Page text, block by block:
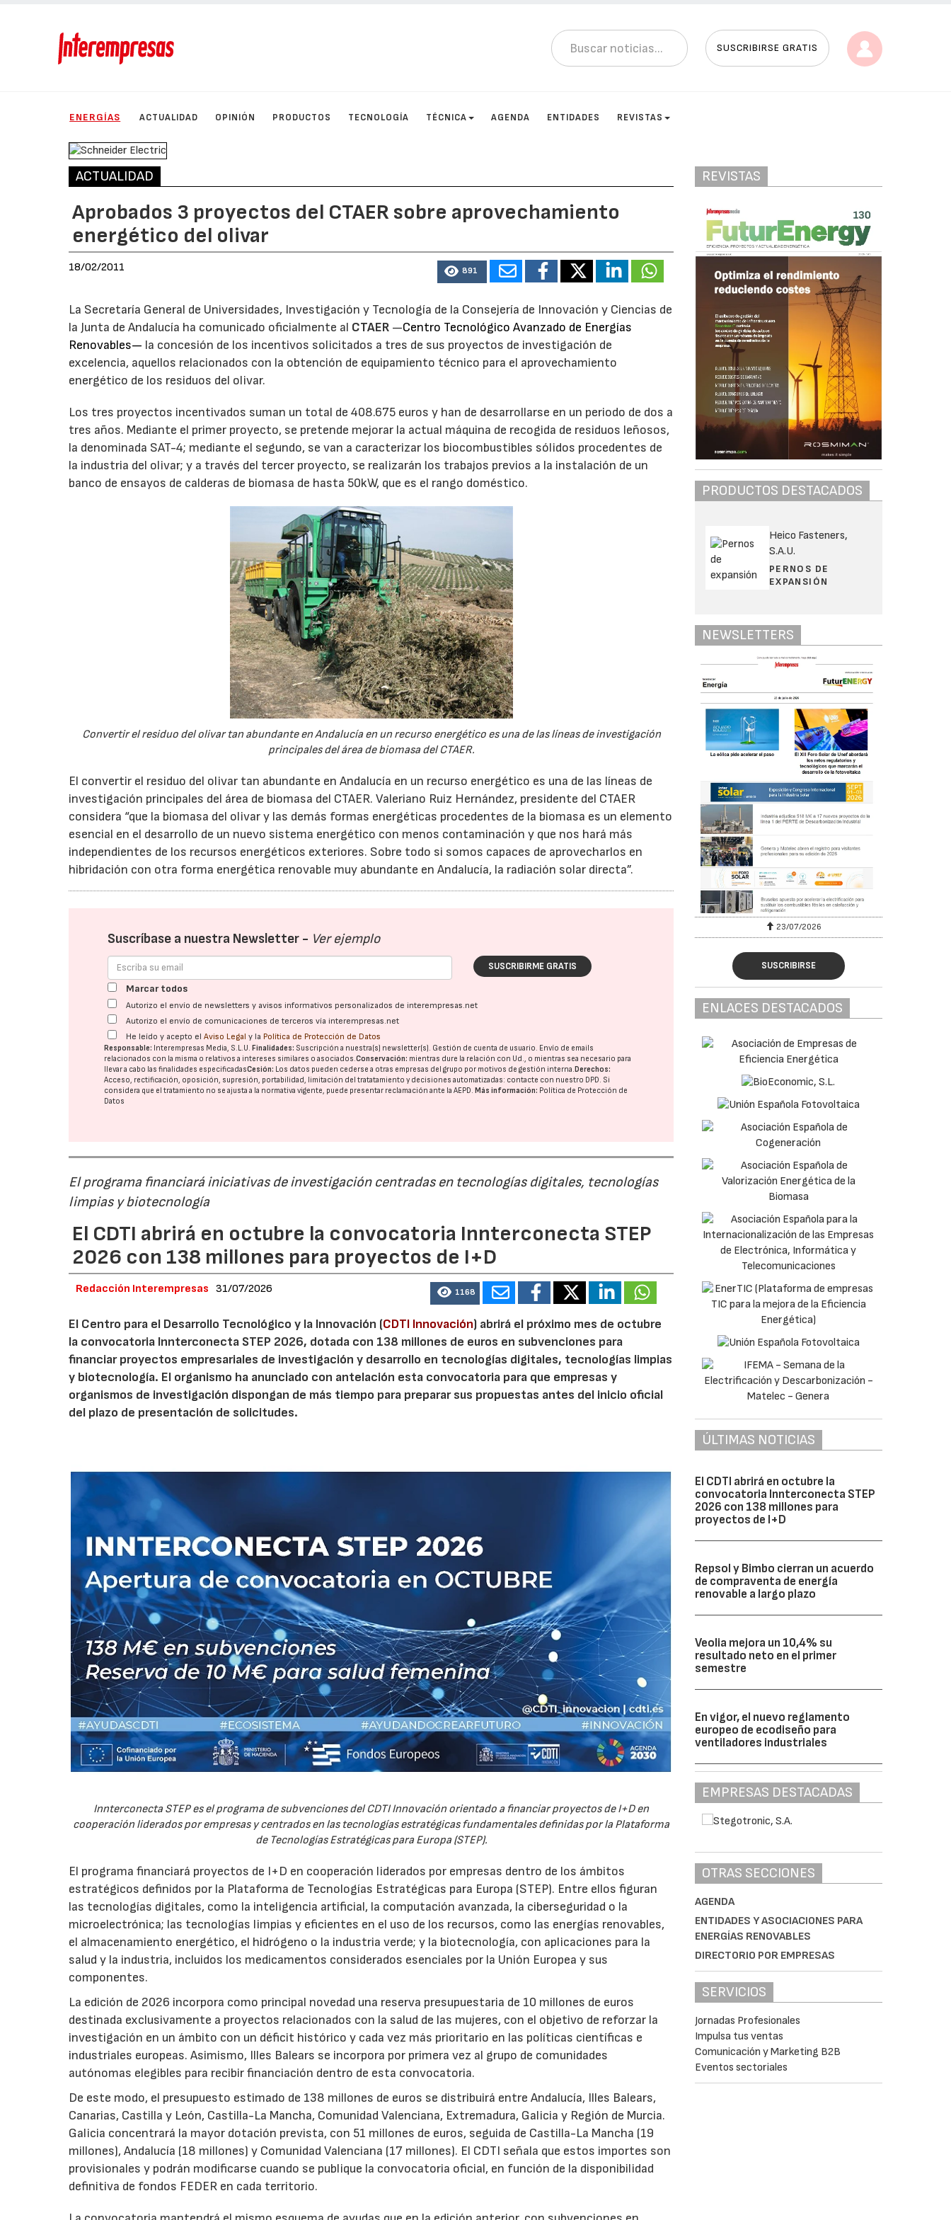
SUSCRIBIRSE GRATIS
ENERGÍAS ACTUALIDAD OPINIÓN PRODUCTOS TECNOLOGÍA TÉCNICA AGENDA ENTIDADES REVISTAS
ACTUALIDAD
Aprobados 3 proyectos del CTAER sobre aprovechamiento
energético del olivar
18/02/2011 891
La Secretaría General de Universidades, Investigación y Tecnología de la Consejería de Innovación y Ciencias de
la Junta de Andalucía ha comunicado oficialmente al CTAER —Centro Tecnológico Avanzado de Energías
Renovables— la concesión de los incentivos solicitados a tres de sus proyectos de investigación de
excelencia, aquellos relacionados con la obtención de equipamiento técnico para el aprovechamiento
energético de los residuos del olivar.
Los tres proyectos incentivados suman un total de 408.675 euros y han de desarrollarse en un periodo de dos a
tres años. Mediante el primer proyecto, se pretende mejorar la actual máquina de recogida de residuos leñosos,
la denominada SAT-4; mediante el segundo, se van a caracterizar los biocombustibles sólidos procedentes de
la industria del olivar; y a través del tercer proyecto, se realizarán los trabajos previos a la instalación de un
banco de ensayos de calderas de biomasa de hasta 50kW, que es el rango doméstico.
Convertir el residuo del olivar tan abundante en Andalucía en un recurso energético es una de las líneas de investigación
principales del área de biomasa del CTAER.
El convertir el residuo del olivar tan abundante en Andalucía en un recurso energético es una de las líneas de
investigación principales del área de biomasa del CTAER. Valeriano Ruiz Hernández, presidente del CTAER
considera “que la biomasa del olivar y las demás formas energéticas procedentes de la biomasa es un elemento
esencial en el desarrollo de un nuevo sistema energético con menos contaminación y que nos hará más
independientes de los recursos energéticos exteriores. Sobre todo si somos capaces de aprovecharlos en
hibridación con otra forma energética renovable muy abundante en Andalucía, la radiación solar directa”.
Suscríbase a nuestra Newsletter - Ver ejemplo
SUSCRIBIRME GRATIS
Marcar todos
Autorizo el envío de newsletters y avisos informativos personalizados de interempresas.net
Autorizo el envío de comunicaciones de terceros vía interempresas.net
He leído y acepto elAviso Legal y la Política de Protección de Datos
Responsable: Interempresas Media, S.L.U.Finalidades: Suscripción a nuestra(s) newsletter(s). Gestión de cuenta de usuario. Envío de emails
relacionados con la misma o relativos a intereses similares o asociados.Conservación: mientras dure la relación con Ud., o mientras sea necesario para
llevar a cabo las finalidades especificadasCesión: Los datos pueden cederse a otras empresas del grupo por motivos de gestión interna.Derechos:
Acceso, rectificación, oposición, supresión, portabilidad, limitación del tratatamiento y decisiones automatizadas: contacte con nuestro DPD. Si
considera que el tratamiento no se ajusta a la normativa vigente, puede presentar reclamación ante laAEPD.Más información: Política de Protección de
Datos
El programa financiará iniciativas de investigación centradas en tecnologías digitales, tecnologías
limpias y biotecnología
El CDTI abrirá en octubre la convocatoria Innterconecta STEP
2026 con 138 millones para proyectos de I+D
Redacción Interempresas 31/07/2026 1168
El Centro para el Desarrollo Tecnológico y la Innovación (CDTI Innovación) abrirá el próximo mes de octubre
la convocatoria Innterconecta STEP 2026, dotada con 138 millones de euros en subvenciones para
financiar proyectos empresariales de investigación y desarrollo en tecnologías digitales, tecnologías limpias
y biotecnología. El organismo ha anunciado con antelación esta convocatoria para que empresas y
organismos de investigación dispongan de más tiempo para preparar sus propuestas antes del inicio oficial
del plazo de presentación de solicitudes.
Innterconecta STEP es el programa de subvenciones del CDTI Innovación orientado a financiar proyectos de I+D en
cooperación liderados por empresas y centrados en las tecnologías estratégicas fundamentales definidas por la Plataforma
de Tecnologías Estratégicas para Europa (STEP).
El programa financiará proyectos de I+D en cooperación liderados por empresas dentro de los ámbitos
estratégicos definidos por la Plataforma de Tecnologías Estratégicas para Europa (STEP). Entre ellos figuran
las tecnologías digitales, como la inteligencia artificial, la computación avanzada, la ciberseguridad o la
microelectrónica; las tecnologías limpias y eficientes en el uso de los recursos, como las energías renovables,
el almacenamiento energético, el hidrógeno o la industria verde; y la biotecnología, con aplicaciones para la
salud y la industria, incluidos los medicamentos considerados esenciales por la Unión Europea y sus
componentes.
La edición de 2026 incorpora como principal novedad una reserva presupuestaria de 10 millones de euros
destinada exclusivamente a proyectos relacionados con la salud de las mujeres, con el objetivo de reforzar la
investigación en un ámbito con un déficit histórico y cada vez más prioritario en las políticas científicas e
industriales europeas. Asimismo, Illes Balears se incorpora por primera vez al grupo de comunidades
autónomas elegibles para recibir financiación dentro de esta convocatoria.
De este modo, el presupuesto estimado de 138 millones de euros se distribuirá entre Andalucía, Illes Balears,
Canarias, Castilla y León, Castilla-La Mancha, Comunidad Valenciana, Extremadura, Galicia y Región de Murcia.
Galicia concentrará la mayor dotación prevista, con 51 millones de euros, seguida de Castilla-La Mancha (19
millones), Andalucía (18 millones) y Comunidad Valenciana (17 millones). El CDTI señala que estos importes son
provisionales y podrán modificarse cuando se publique la convocatoria oficial, en función de la disponibilidad
definitiva de fondos FEDER en cada territorio.
REVISTAS
PRODUCTOS DESTACADOS
Heico Fasteners,
S.A.U.
PERNOS DE
EXPANSIÓN
NEWSLETTERS
23/07/2026
SUSCRIBIRSE
ENLACES DESTACADOS
ÚLTIMAS NOTICIAS
El CDTI abrirá en octubre la
convocatoria Innterconecta STEP
2026 con 138 millones para
proyectos de I+D
Repsol y Bimbo cierran un acuerdo
de compraventa de energía
renovable a largo plazo
Veolia mejora un 10,4% su
resultado neto en el primer
semestre
En vigor, el nuevo reglamento
europeo de ecodiseño para
ventiladores industriales
EMPRESAS DESTACADAS
OTRAS SECCIONES
AGENDA
ENTIDADES Y ASOCIACIONES PARA
ENERGÍAS RENOVABLES
DIRECTORIO POR EMPRESAS
SERVICIOS
Jornadas Profesionales
Impulsa tus ventas
Comunicación y Marketing B2B
Eventos sectoriales